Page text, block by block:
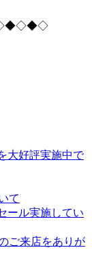
大好評実施中で
て
ール実施してい
ご来店をありが